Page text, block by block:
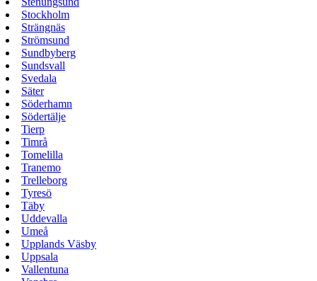
Stockholm
Strängnäs
Strömsund
Sundbyberg
Sundsvall
Svedala
Säter
Söderhamn
Södertälje
Tierp
Timrå
Tomelilla
Tranemo
Trelleborg
Tyresö
Täby
Uddevalla
Umeå
Upplands Väsby
Uppsala
Vallentuna